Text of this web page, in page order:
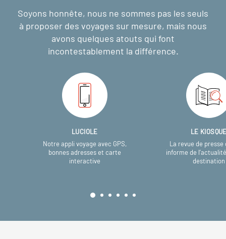
Soyons honnête, nous ne sommes pas les seuls
à proposer des voyages sur mesure, mais nous
avons quelques atouts qui font
incontestablement la différence.
LUCIOLE
Notre appli voyage avec GPS,
bonnes adresses et carte
interactive
LE
La revue de presse
informe de
destination